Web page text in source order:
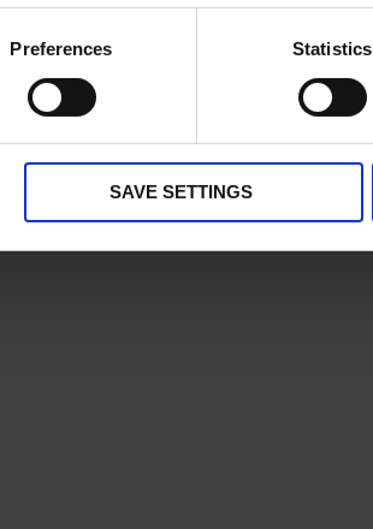
use of your personal data please visit our
Preferences Statistics
SAVE SETTINGS